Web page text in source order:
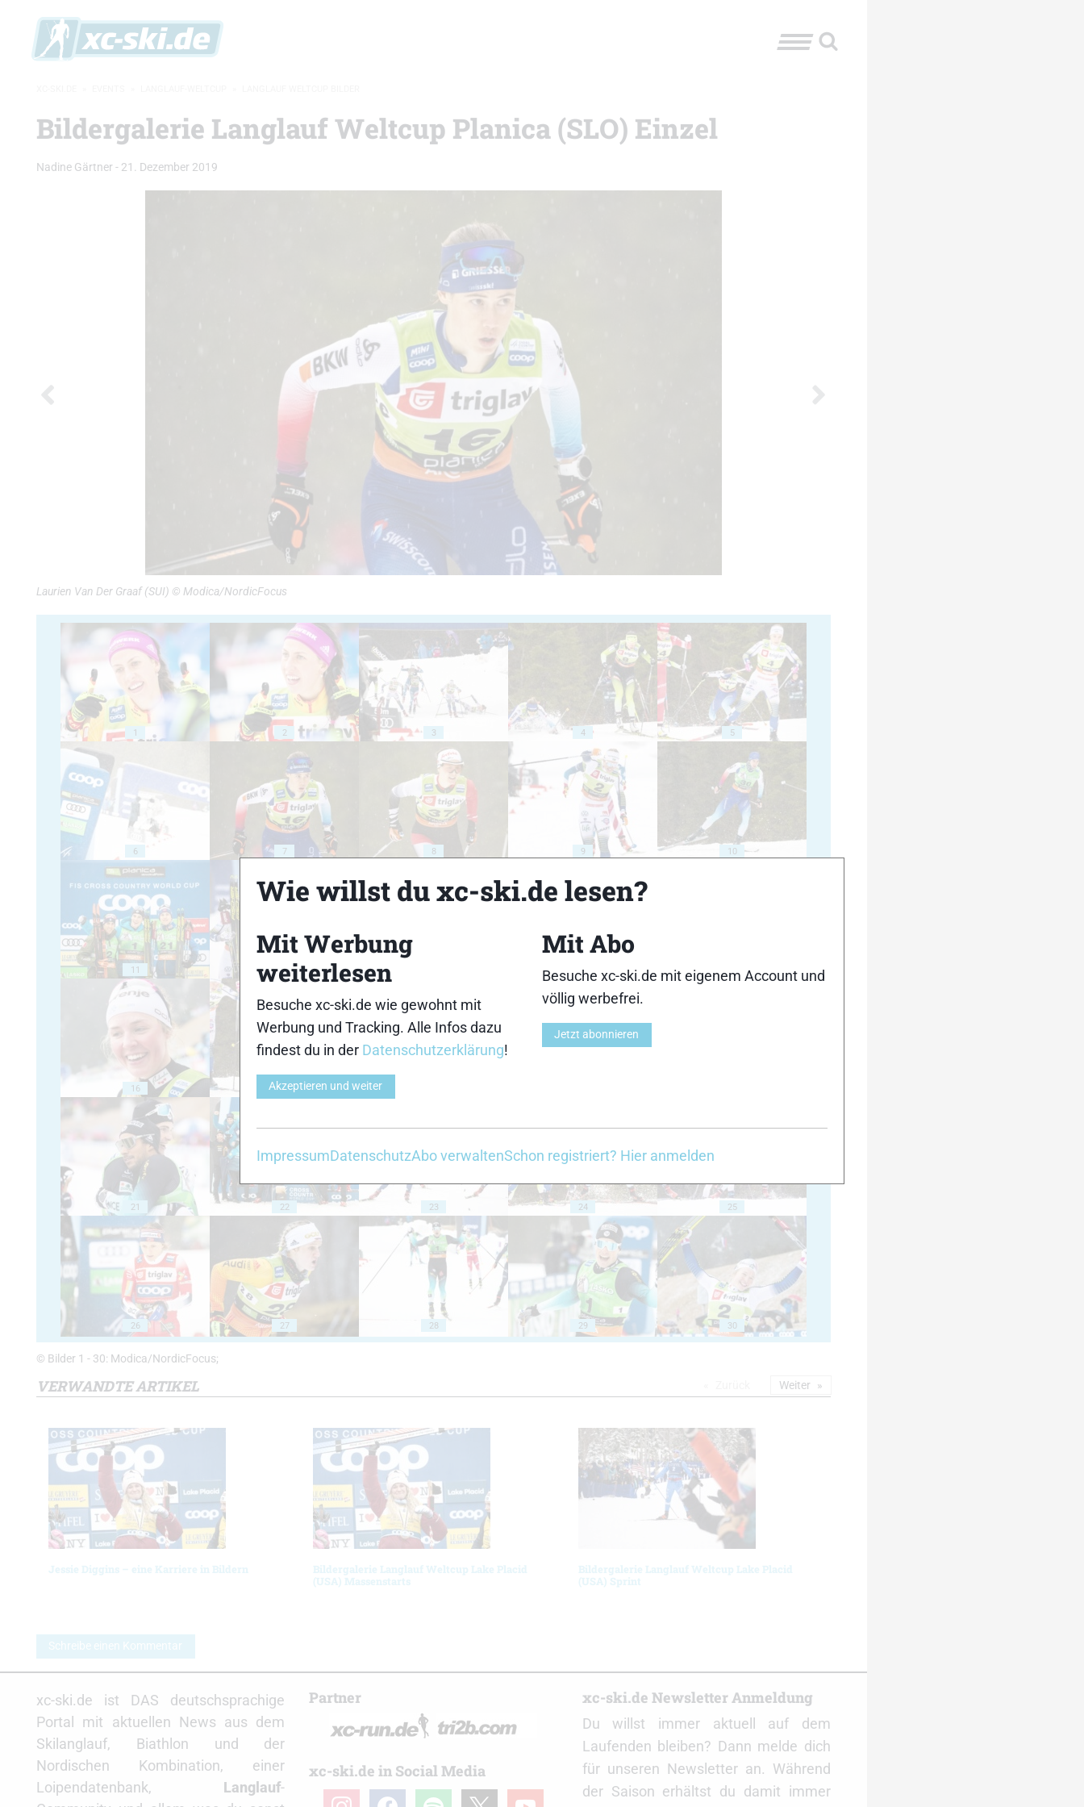
Bildergalerie Langlauf Weltcup Planica (SLO) Einzel
Nadine Gärtner - 21. Dezember 2019
Laurien Van Der Graaf (SUI) © Modica/NordicFocus
1 2 3 4 5
6 7 8 9 10
11 12 14
16 17
21 22 23 24 25
26 27 28 29 30
© Bilder 1 - 30: Modica/NordicFocus;
VERWANDTE ARTIKEL
Jessie Diggins – eine Karriere in Bildern
Bildergalerie Langlauf Weltcup Lake Placid
(USA) Massenstarts
Bildergalerie Langlauf Weltcup Lake Placid
(USA) Sprint
Weiter
Schreibe einen Kommentar
xc-ski.de ist DAS deutschsprachige
Portal mit aktuellen News aus dem
Skilanglauf, Biathlon und der
Nordischen Kombination, einer
Loipendatenbank, Langlauf-
Partner
xc-ski.de in Social Media
instagramfacebookspotify youtube
xc-ski.de Newsletter Anmeldung
Du willst immer aktuell auf dem
Laufenden bleiben? Dann melde dich
für unseren Newsletter an. Während
der Saison erhältst du damit immer
Wie willst du xc-ski.de lesen?
Mit Werbung
weiterlesen
Besuche xc-ski.de wie gewohnt mit
Werbung und Tracking. Alle Infos dazu
findest du in der Datenschutzerklärung!
Akzeptieren und weiter
Mit Abo
Besuche xc-ski.de mit eigenem Account und
völlig werbefrei.
Jetzt abonnieren
ImpressumDatenschutzAbo verwaltenSchon registriert? Hier anmelden